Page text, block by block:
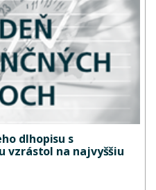
dlhopisu s
vzrástol na najvyššiu